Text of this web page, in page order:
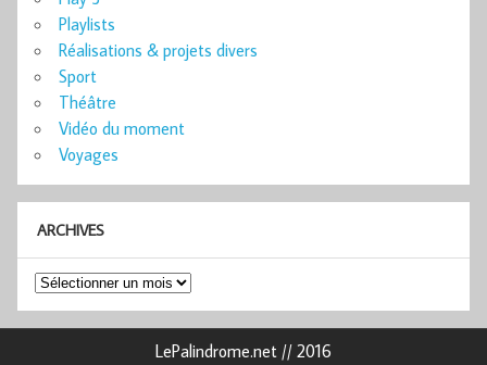
Playlists
Réalisations & projets divers
Sport
Théâtre
Vidéo du moment
Voyages
ARCHIVES
Archives
LePalindrome.net // 2016